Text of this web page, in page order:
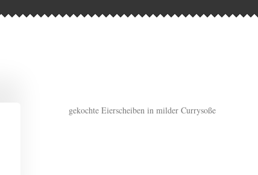
gekochte Eierscheiben in milder Currysoße